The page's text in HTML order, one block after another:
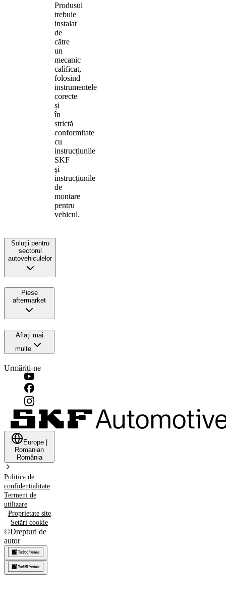
Produsul
trebuie
instalat
de
către
un
mecanic
calificat,
folosind
instrumentele
corecte
și
în
strictă
conformitate
cu
instrucțiunile
SKF
și
instrucțiunile
de
montare
pentru
vehicul.
Soluții pentru
sectorul
autovehiculelor
Piese
aftermarket
Aflați mai
multe
Urmăriți-ne
Europe
Romanian
România
Politica de
confidențialitate
Termeni de
utilizare
Proprietate site
Setări cookie
©Drepturi de
autor